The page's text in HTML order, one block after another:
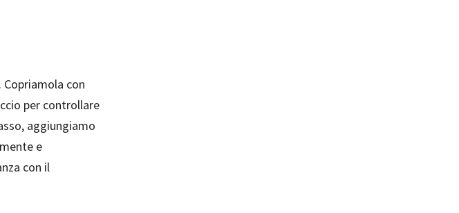
. Copriamola con
per controllare
aggiungiamo
e
con il